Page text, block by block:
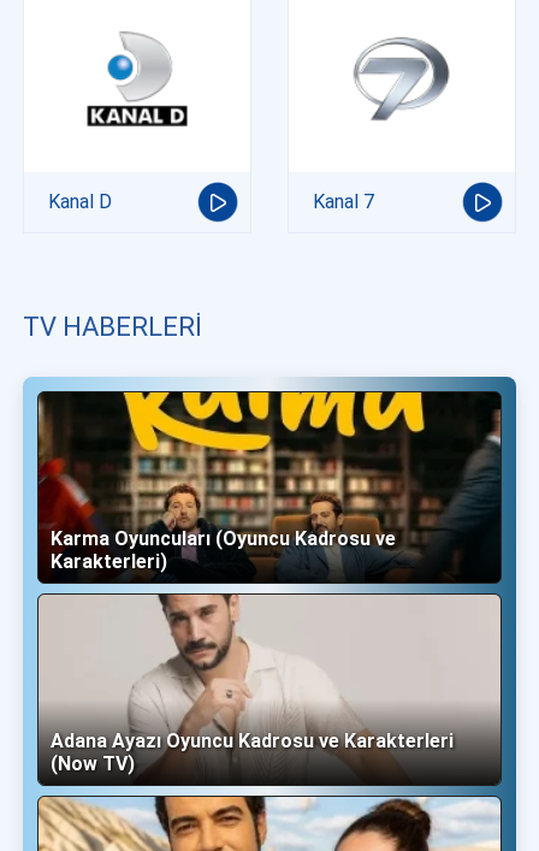
Kanal D Kanal 7
TV HABERLERI
Karma Oyuncuları (Oyuncu Kadrosu ve
Karakterleri)
Adana Ayazı Oyuncu Kadrosu ve Karakterleri
(Now TV)